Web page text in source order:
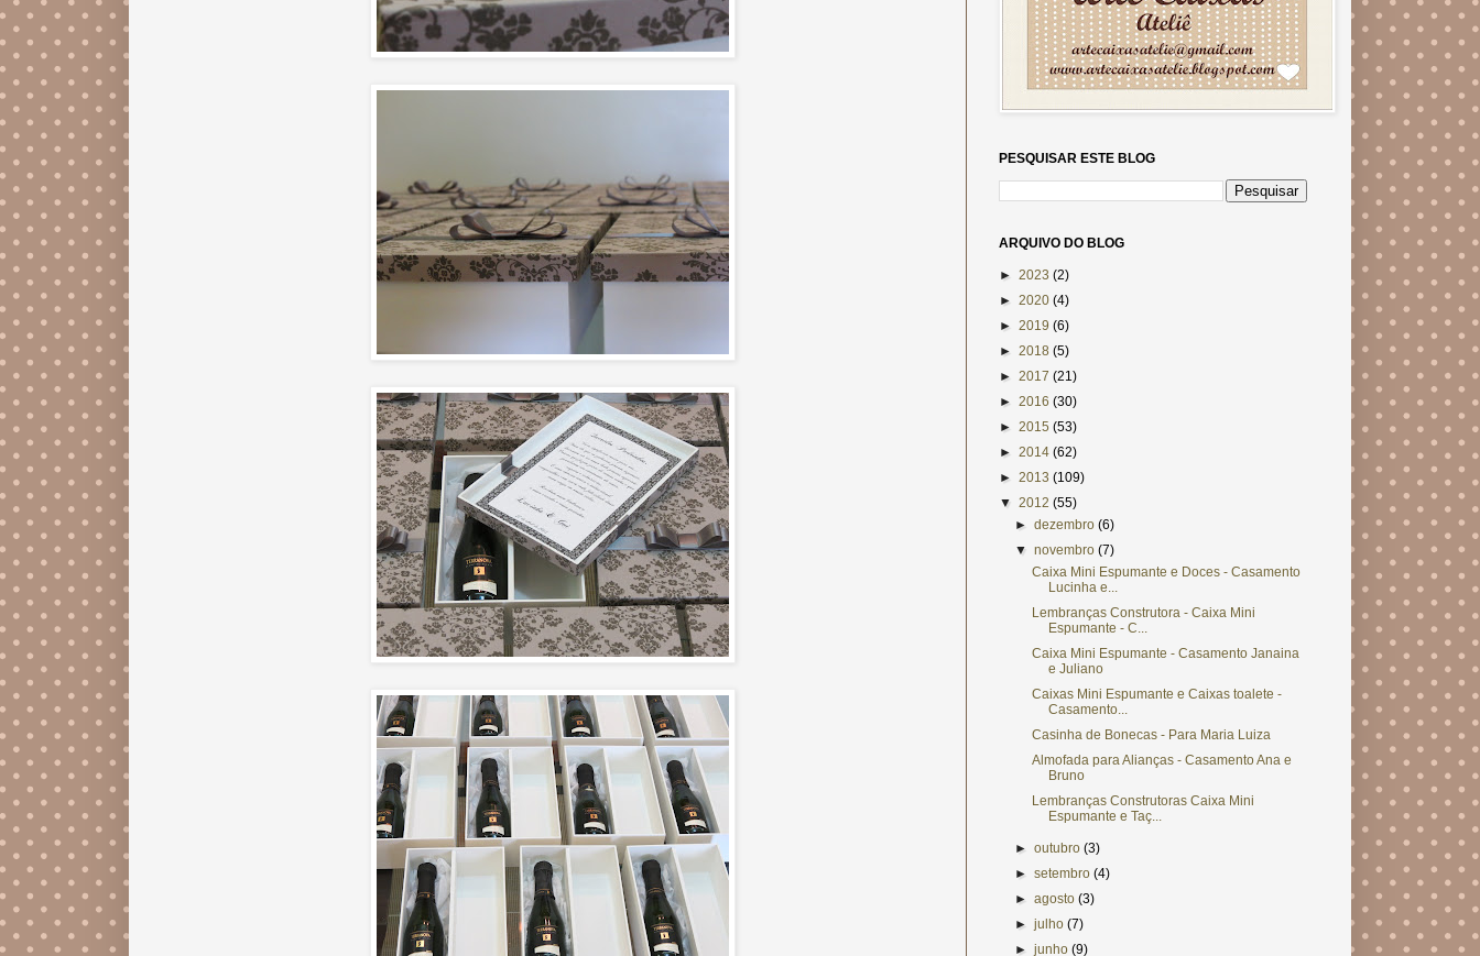
PESQUISAR ESTE BLOG
ARQUIVO DO BLOG
► 2023 (2)
► 2020 (4)
► 2019 (6)
► 2018 (5)
► 2017 (21)
► 2016 (30)
► 2015 (53)
► 2014 (62)
► 2013 (109)
▼ 2012 (55)
►dezembro(6)
▼novembro(7)
Caixa Mini Espumante e Doces - Casamento
Lucinha e...
Lembranças Construtora - Caixa Mini
Espumante - C...
Caixa Mini Espumante - Casamento Janaina
e Juliano
Caixas Mini Espumante e Caixas toalete -
Casamento...
Casinha de Bonecas - Para Maria Luiza
Almofada para Alianças - Casamento Ana e
Bruno
Lembranças Construtoras Caixa Mini
Espumante e Taç...
►outubro(3)
►setembro(4)
►agosto(3)
►julho(7)
►junho(9)